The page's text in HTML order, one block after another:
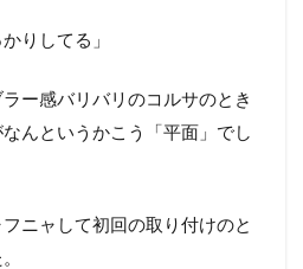
りしてる」
ー感バリバリのコルサのとき
んというかこう「平面」でし
ニャして初回の取り付けのと